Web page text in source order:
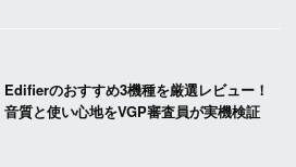
Edifierのおすすめ3機種を厳選レビュー！
音質と使い心地をVGP審査員が実機検証